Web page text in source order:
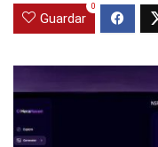
Guardar
0